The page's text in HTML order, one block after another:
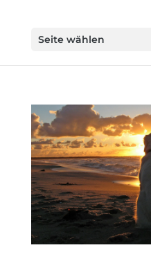
Seite wählen